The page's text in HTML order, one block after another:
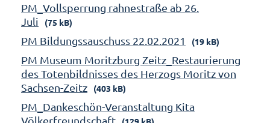
PM_Vollsperrung rahnestraße ab 26.
Juli
(75 kB)
PM Bildungssauschuss 22.02.2021 (19 kB)
PM Museum Moritzburg Zeitz_Restaurierung
des Totenbildnisses des Herzogs Moritz von
Sachsen-Zeitz
(403 kB)
PM_Dankeschön-Veranstaltung Kita
Völkerfreundschaft